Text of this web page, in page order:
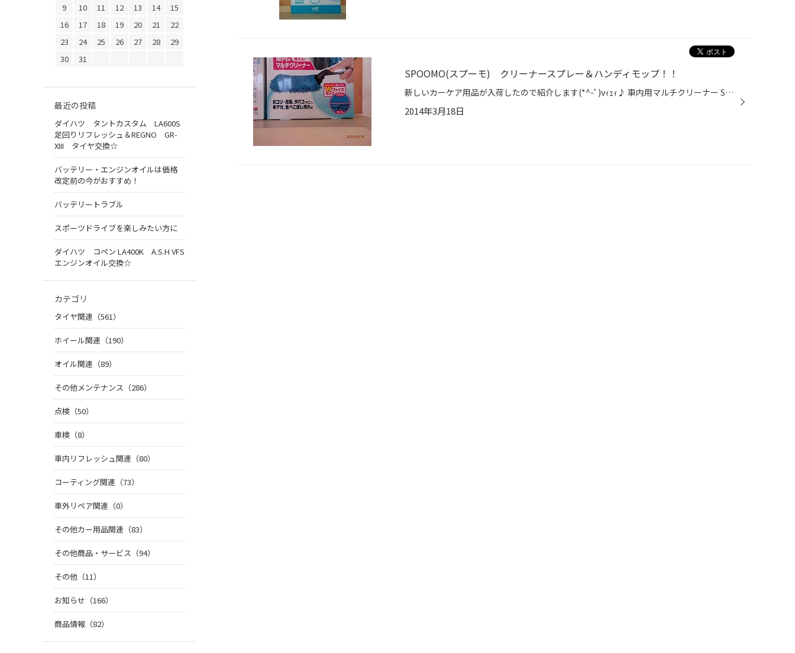
SPOOMO(スプーモ) クリーナースプレー＆ハンディモップ！！
新しいカーケア用品が入荷したので紹介します(*^-ﾟ)vｨｪｨ♪ 車内用マルチクリーナー SPOOMO(スプーモ) クリーナースプレー＆ハンディモップです！！ お手軽に車内清掃ができちゃます！ クリーナースプレーは… 除菌・消臭成分配合で、車内のいろいろな場所に使え、汚れを除去します! 気付いた汚れにサ...
2014年3月18日
9
10 11 12 13 14
15
16
17 18 19 20 21
22
23
24 25 26 27 28
29
30
31
最近の投稿
ダイハツ タントカスタム LA600S
足回りリフレッシュ＆REGNO GR-
XIII タイヤ交換☆
バッテリー・エンジンオイルは価格
改定前の今がおすすめ！
バッテリートラブル
スポーツドライブを楽しみたい方に
ダイハツ コペン LA400K A.S.H VFS
エンジンオイル交換☆
カテゴリ
タイヤ関連（561）
ホイール関連（190）
オイル関連（89）
その他メンテナンス（286）
点検（50）
車検（8）
車内リフレッシュ関連（80）
コーティング関連（73）
車外リペア関連（0）
その他カー用品関連（83）
その他商品・サービス（94）
その他（11）
お知らせ（166）
商品情報（82）